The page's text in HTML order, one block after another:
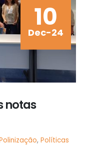
10
Dec-24
notas
, Políticas